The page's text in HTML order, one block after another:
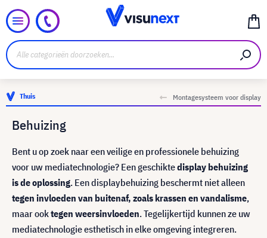
Thuis Montagesysteem voor display
Behuizing
Bent u op zoek naar een veilige en professionele behuizing
voor uw mediatechnologie? Een geschiktedisplay behuizing
is de oplossing. Een displaybehuizing beschermt niet alleen
tegen invloeden van buitenaf, zoals krassen en vandalisme,
maar ooktegen weersinvloeden. Tegelijkertijd kunnen ze uw
mediatechnologie esthetisch in elke omgeving integreren.